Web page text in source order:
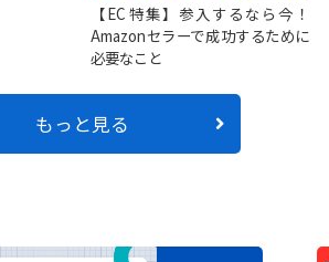
【EC特集】参入するなら今！
Amazonセラーで成功するために
必要なこと
もっと見る